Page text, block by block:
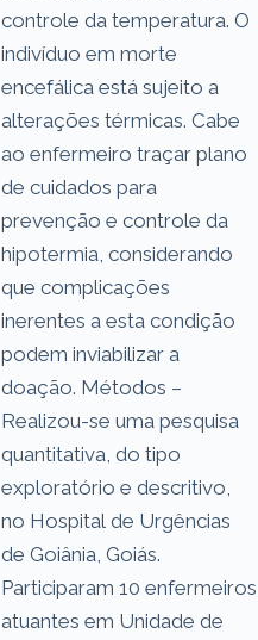
controle da temperatura. O
indivíduo em morte
encefálica está sujeito a
alterações térmicas. Cabe
ao enfermeiro traçar plano
de cuidados para
prevenção e controle da
hipotermia, considerando
que complicações
inerentes a esta condição
podem inviabilizar a
doação. Métodos –
Realizou-se uma pesquisa
quantitativa, do tipo
exploratório e descritivo,
no Hospital de Urgências
de Goiânia, Goiás.
Participaram 10 enfermeiros
atuantes em Unidade de